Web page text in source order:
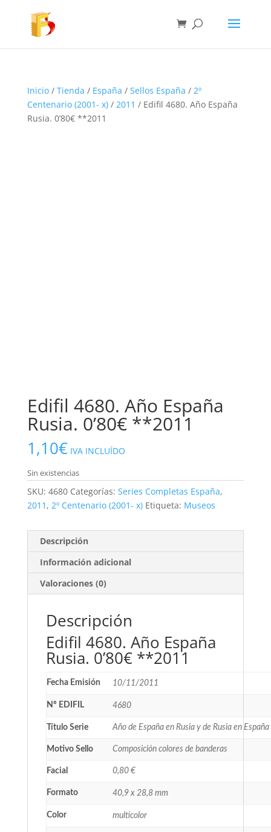
Inicio/ Tienda / España / Sellos España / 2º
Centenario (2001- x)/ 2011 / Edifil 4680. Año España
Rusia. 0’80€ **2011
Edifil 4680. Año España
Rusia. 0’80€ **2011
1,10€ IVA INCLUÍDO
Sin existencias
SKU: 4680 Categorías: Series Completas España,
2011 , 2º Centenario (2001- x) Etiqueta: Museos
Descripción
Información adicional
Valoraciones (0)
Descripción
Edifil 4680. Año España
Rusia. 0’80€ **2011
Fecha Emisión 10/11/2011
Nº EDIFIL 4680
Título Serie Año de España en Rusia y de Rusia en España
Motivo Sello Composición colores de banderas
Facial 0,80 €
Formato 40,9 x 28,8 mm
Color multicolor